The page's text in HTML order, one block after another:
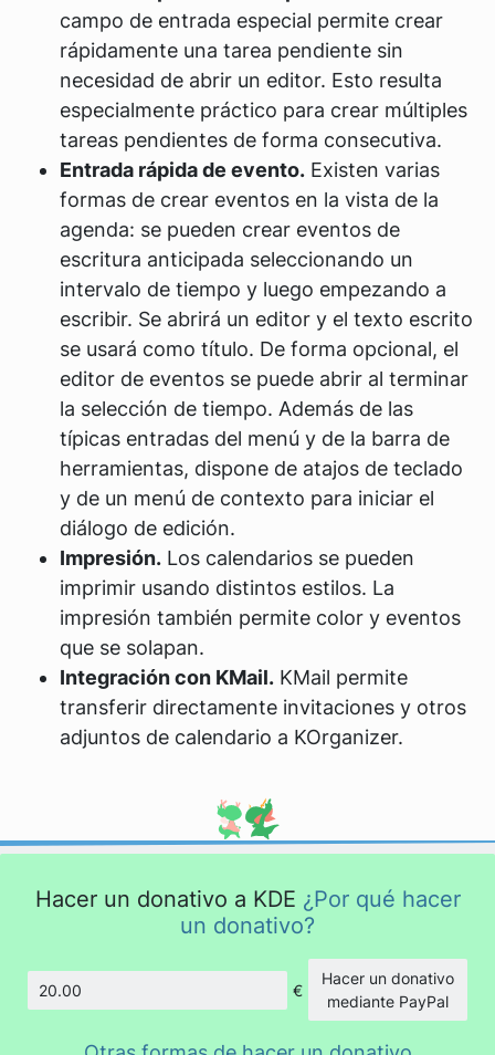
campo de entrada especial permite crear
rápidamente una tarea pendiente sin
necesidad de abrir un editor. Esto resulta
especialmente práctico para crear múltiples
tareas pendientes de forma consecutiva.
Entrada rápida de evento. Existen varias
formas de crear eventos en la vista de la
agenda: se pueden crear eventos de
escritura anticipada seleccionando un
intervalo de tiempo y luego empezando a
escribir. Se abrirá un editor y el texto escrito
se usará como título. De forma opcional, el
editor de eventos se puede abrir al terminar
la selección de tiempo. Además de las
típicas entradas del menú y de la barra de
herramientas, dispone de atajos de teclado
y de un menú de contexto para iniciar el
diálogo de edición.
Impresión. Los calendarios se pueden
imprimir usando distintos estilos. La
impresión también permite color y eventos
que se solapan.
Integración con KMail. KMail permite
transferir directamente invitaciones y otros
adjuntos de calendario a KOrganizer.
Hacer un donativo a KDE ¿Por qué hacer
un donativo?
Cantidad
€
Hacer un donativo
mediante PayPal